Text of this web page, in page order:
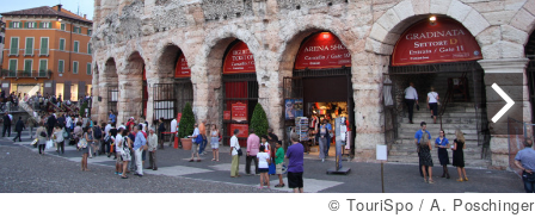
© TouriSpo / A. Poschinger